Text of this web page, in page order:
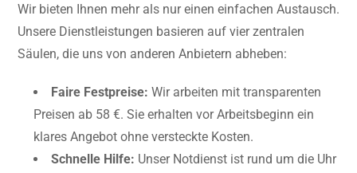
Wir bieten Ihnen mehr als nur einen einfachen Austausch.
Unsere Dienstleistungen basieren auf vier zentralen
Säulen, die uns von anderen Anbietern abheben:
Faire Festpreise: Wir arbeiten mit transparenten
Preisen ab 58 €. Sie erhalten vor Arbeitsbeginn ein
klares Angebot ohne versteckte Kosten.
Schnelle Hilfe: Unser Notdienst ist rund um die Uhr